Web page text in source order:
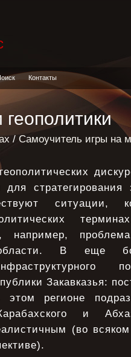
Контакты
/ Самоучитель игры на
для
ситуации,
например,
области. В еще
Закавказья:
регионе
и
(во